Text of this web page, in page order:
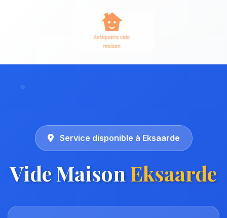
Service disponible à Eksaarde
Vide MaisonEksaarde